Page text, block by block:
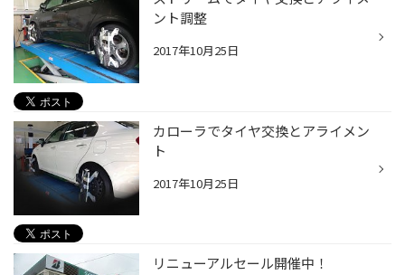
ント調整
2017年10月25日
カローラでタイヤ交換とアライメン
ト
2017年10月25日
リニューアルセール開催中！